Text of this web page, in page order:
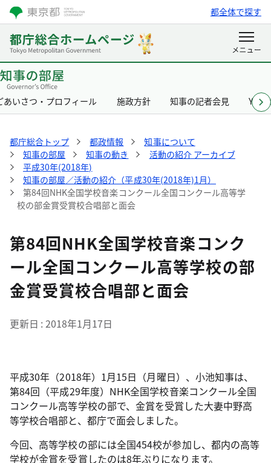
都全体で探す
あいさつ・プロフィール 施政方針 知事の記者会見
都庁総合トップ 都政情報
知事について
知事の部屋
知事の動き
活動の紹介 アーカイブ
平成30年(2018年)
知事の部屋／活動の紹介（平成30年(2018年)1月）
第84回NHK全国学校音楽コンクール全国コンクール高等学
校の部金賞受賞校合唱部と面会
第84回NHK全国学校音楽コンク
ール全国コンクール高等学校の部
金賞受賞校合唱部と面会
更新日 2018年1月17日
平成30年（2018年）1月15日（月曜日）、小池知事は、
第84回（平成29年度）NHK全国学校音楽コンクール全国
コンクール高等学校の部で、金賞を受賞した大妻中野高
等学校合唱部と、都庁で面会しました。
今回、高等学校の部には全国454校が参加し、都内の高等
学校が金賞を受賞したのは8年ぶりになります。